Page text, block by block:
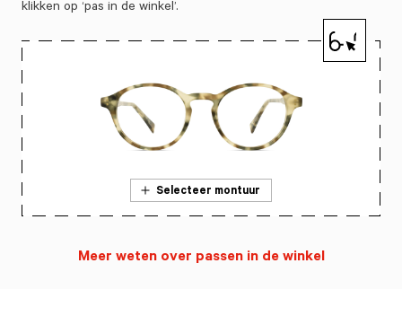
klikken op ‘pas in de winkel’.
Selecteer montuur
Meer weten over passen in de winkel